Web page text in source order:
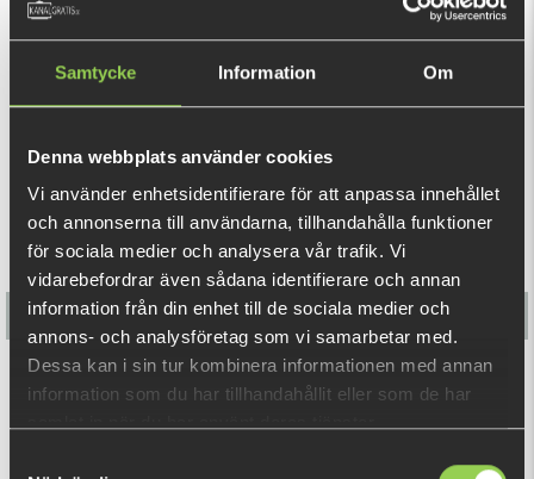
Samtycke Information Om
Denna webbplats använder cookies
Vi använder enhetsidentifierare för att anpassa innehållet
och annonserna till användarna, tillhandahålla funktioner
för sociala medier och analysera vår trafik. Vi
vidarebefordrar även sådana identifierare och annan
information från din enhet till de sociala medier och
annons- och analysföretag som vi samarbetar med.
Dessa kan i sin tur kombinera informationen med annan
information som du har tillhandahållit eller som de har
kallvattensfiske där presentationen är extra viktig.
Även om du inte har köpt själva bundlen fungerar de här
riggarna utmärkt till andra abborrbeten i liknande storlekar.
och maximal rörelsefrihet. Perfekta riggalternativ för dig
som vill få ut mest möjligt av ditt abborrfiske i kallt vatten!
VISA MER
REKOMMENDERADE PRODUKTER
Flatnose Mini 9cm med Jiggskallar